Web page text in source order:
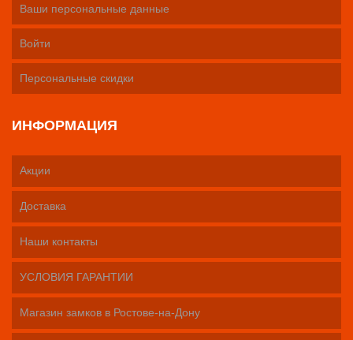
Ваши персональные данные
Войти
Персональные скидки
ИНФОРМАЦИЯ
Акции
Доставка
Наши контакты
УСЛОВИЯ ГАРАНТИИ
Магазин замков в Ростове-на-Дону